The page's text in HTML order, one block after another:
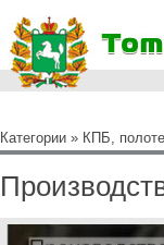
Категории » КПБ,